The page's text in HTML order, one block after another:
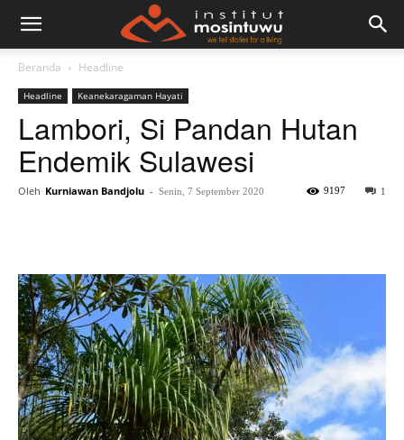
Beranda Headline
Headline Keanekaragaman Hayati
Lambori, Si Pandan Hutan
Endemik Sulawesi
Oleh Kurniawan Bandjolu - Senin, 7 September 2020 1
9197